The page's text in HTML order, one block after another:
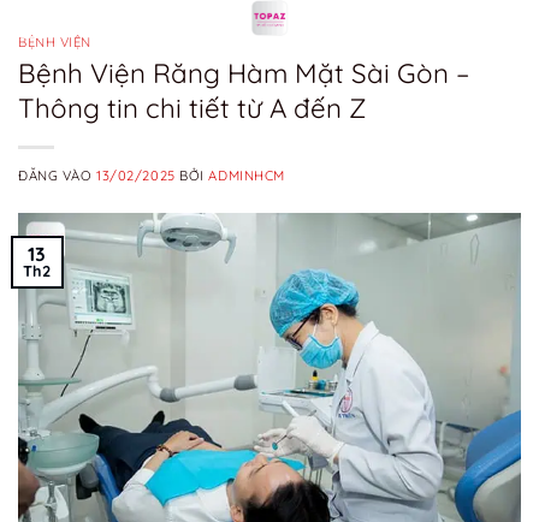
qua
nội
dung
BỆNH VIỆN
Bệnh Viện Răng Hàm Mặt Sài Gòn –
Thông tin chi tiết từ A đến Z
ĐĂNG VÀO13/02/2025 BỞIADMINHCM
13
Th2